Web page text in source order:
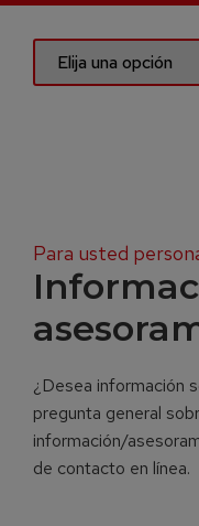
Para usted
¿Desea información
pregunta general
información/
de contacto en línea.